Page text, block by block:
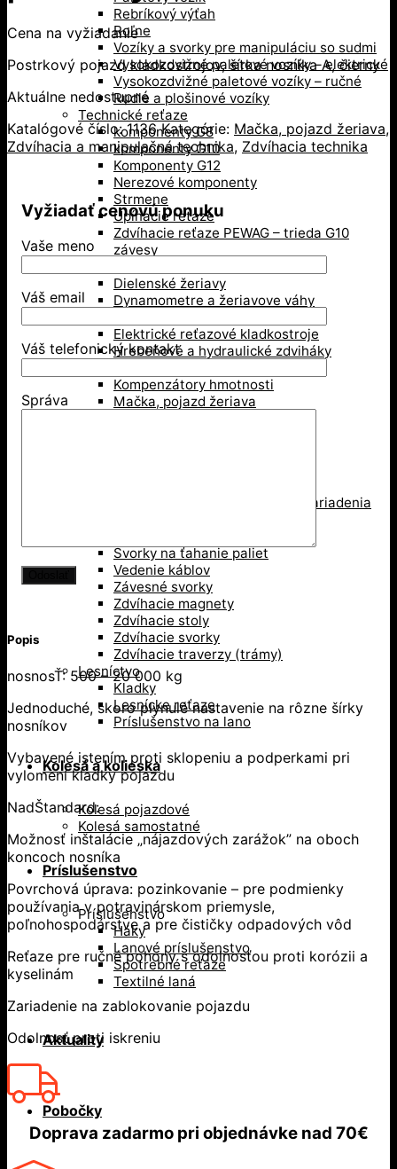
Rebríkový výťah
Roľne
Vozíky a svorky pre manipuláciu so sudmi
Vysokozdvižné paletové vozíky – elektrické
Vysokozdvižné paletové vozíky – ručné
Rudle a plošinové vozíky
Technické reťaze
komponenty G8
komponenty G10
Komponenty G12
Nerezové komponenty
Strmene
Upínacie reťaze
Zdvíhacie reťaze PEWAG – trieda G10
závesy
Dielenské žeriavy
Dynamometre a žeriavove váhy
Elektrické reťazové kladkostroje
Hrebeňové a hydraulické zdviháky
Kompenzátory hmotnosti
Mačka, pojazd žeriava
Prísavky a Vakuové zdvíhacie zariadenia
Svorky na ťahanie paliet
Vedenie káblov
Závesné svorky
Zdvíhacie magnety
Zdvíhacie stoly
Zdvíhacie svorky
Zdvíhacie traverzy (trámy)
Lesníctvo
Kladky
Lesnícke reťaze
Príslušenstvo na lano
Kolesá a kolieska
Kolesá pojazdové
Kolesá samostatné
Príslušenstvo
Príslušenstvo
Háky
Lanové príslušenstvo
Spotrebné reťaze
Textilné laná
Aktuality
Pobočky
Cena na vyžiadanie
Postrkový pojazd kladkostrojov, šírka nosníka A, čierny
Aktuálne nedostupné
Katalógové číslo:1136 Kategórie: Mačka, pojazd žeriava,
Zdvíhacia a manipulačná technika, Zdvíhacia technika
Vyžiadať cenovú ponuku
Vaše meno
Váš email
Váš telefonický kontakt
Správa
Popis
nosnosŤ: 500 – 20 000 kg
Jednoduché, skoro plynulé nastavenie na rôzne šírky
nosníkov
Vybavené istením proti sklopeniu a podperkami pri
vylomení kladky pojazdu
NadŠtandard:
Možnosť inštalácie „nájazdových zarážok” na oboch
koncoch nosníka
Povrchová úprava: pozinkovanie – pre podmienky
používania v potravinárskom priemysle,
poľnohospodárstve a pre čističky odpadových vôd
Reťaze pre ručné pohony s odolnosťou proti korózii a
kyselinám
Zariadenie na zablokovanie pojazdu
Odolnosť proti iskreniu
Doprava zadarmo pri objednávke nad 70€